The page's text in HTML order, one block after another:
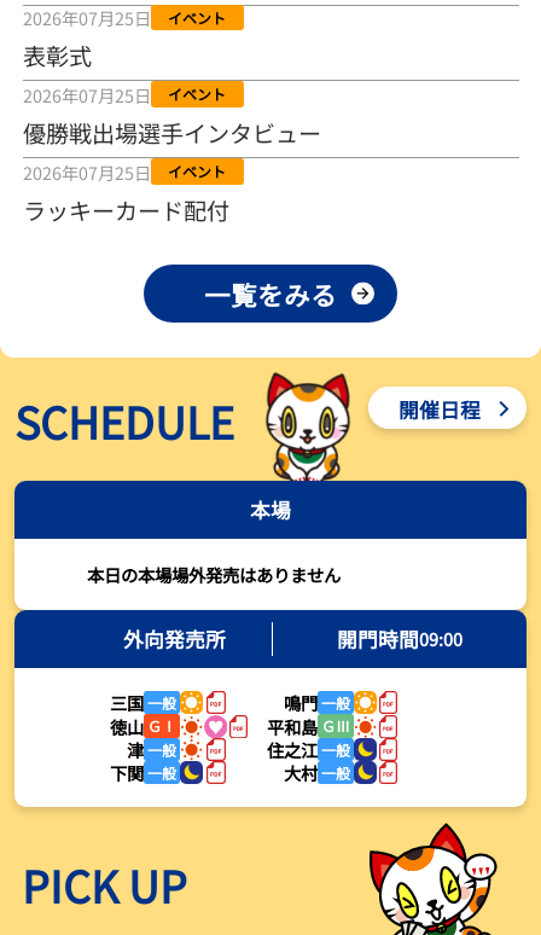
2026年08月03日
【とこなめボート】ういちの「好配招き猫」ルーキーシリーズ第15
戦～自分の収支状況も想定してこそ〝本物の予想〟！／ボートレー
ス
2026年08月03日
【ボートレース】荒木颯斗が地元唯一の優出！３号艇でデビュー初
Ｖ狙う「自分の好きな感じになっている」～とこなめルーキーＳ
【ボートレース】訓練中の大けが乗り越えデビューした宮崎心之介
が初Ｖ王手「１枠なら負けないと思います」～とこなめルーキーＳ
2026年08月03日
【常滑ボート・ルーキーＳ】津田陸翔はリング交換で気配一変「初
優勝目指して頑張ります」
【とこなめボート・岩瀬仁紀さんコラム】最後は塚越海斗に注目、
【ボートレース】荒木颯斗が地元勢でただ１人優出果たす「地元で
初優勝したい」／常滑 - 日刊スポーツ
2026年08月03日
【ボートレース】４枠で優出の塚越海斗が強気節「攻めていくレー
スをします」／常滑 - 日刊スポーツ
2026年08月03日
【ボートレース】広瀬凜が接戦制して２着で優出「出足、回り足は
【とこなめボート】塚越海斗が優勝戦で脅威の伸びを披露する「合
2026年07月25日 イベント
表彰式
2026年07月25日 イベント
優勝戦出場選手インタビュー
2026年07月25日 イベント
ラッキーカード配付
一覧をみる
SCHEDULE 開催日程
本場
本日の本場場外発売はありません
外向発売所 開門時間09:00
三国一般 鳴門一般
徳山 ＧⅠ 平和島 ＧⅢ
津一般 住之江一般
下関一般 大村一般
PICK UP